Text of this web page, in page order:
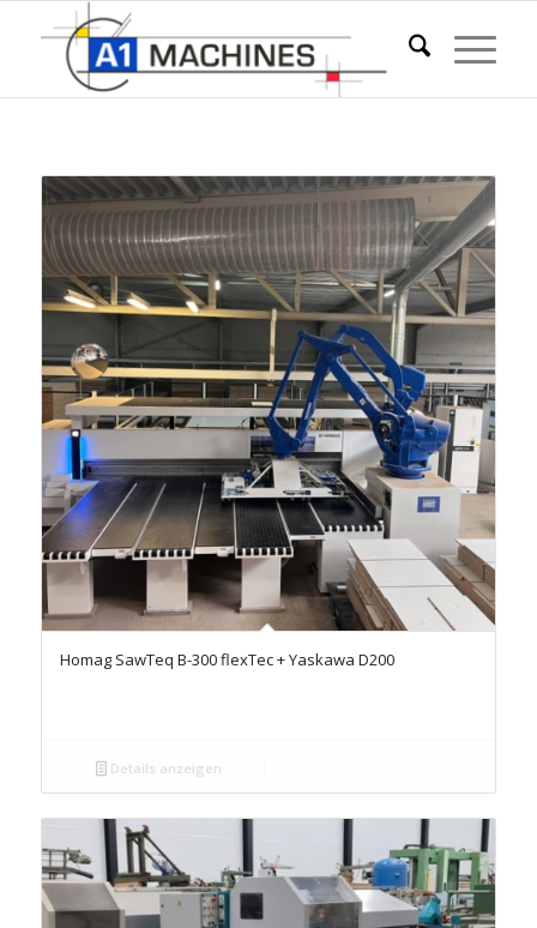
Homag SawTeq B-300 flexTec + Yaskawa D200
Details anzeigen